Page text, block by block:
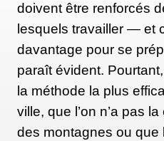
doivent être renforcés
lesquels travailler — et
davantage pour se
paraît évident.
la méthode la plus
ville, que l’on n’a pas
des montagnes ou que